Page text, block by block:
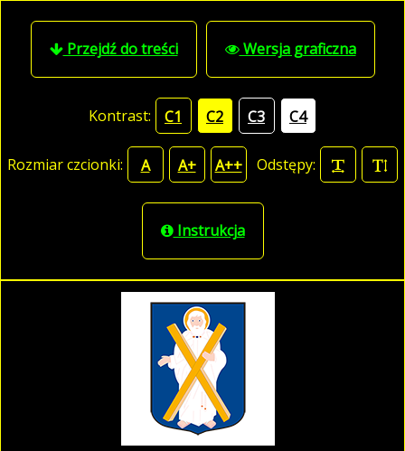
Przejdź do treści Wersja graficzna
Kontrast: C1 C2 C3 C4
Rozmiar czcionki: A A+ A++ Odstępy:
Instrukcja